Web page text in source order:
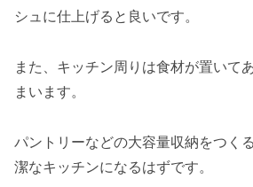
シュに仕上げると良いです。
また、キッチン周りは食材が置いて
まいます。
パントリーなどの大容量収納をつく
潔なキッチンになるはずです。